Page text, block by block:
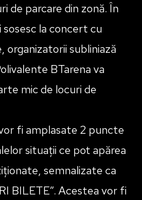
de parcare din zonă. În
la concert cu
subliniază
BTarena va
mic de locuri de
fi amplasate 2 puncte
situații ce pot apărea
semnalizate ca
BILETE”. Acestea vor fi